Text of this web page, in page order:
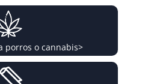
porros o cannabis>